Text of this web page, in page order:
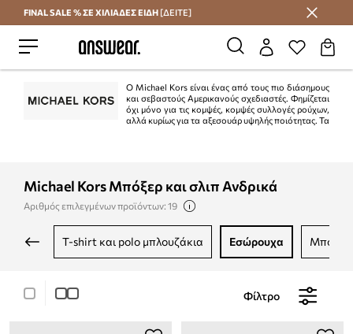
Εξοικονομήστε με το Answear Club
FINAL SALE % ΣΕ ΧΙΛΙΑΔΕΣ ΕΙΔΗ [ΔΕΙΤΕ]
Ο Michael Kors είναι ένας από τους πιο διάσημους
και σεβαστούς Αμερικανούς σχεδιαστές. Φημίζεται
όχι μόνο για τις κομψές, κομψές συλλογές ρούχων,
αλλά κυρίως για τα αξεσουάρ υψηλής ποιότητας. Τα
Michael Kors Μπόξερ και σλιπ Ανδρικά
Αριθμός επιλεγμένων προϊόντων: 19
t-shirt και polo μπλουζάκια εσώρουχα
Φίλτρο